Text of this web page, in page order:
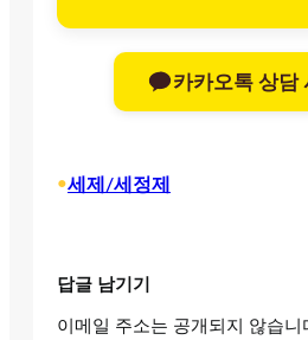
카카오톡 상담
•세제/세정제
답글 남기기
이메일 주소는 공개되지 않습니